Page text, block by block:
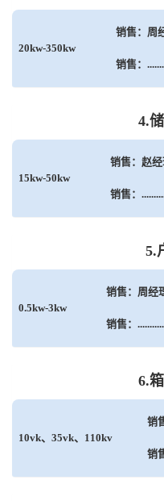
20kw-350kw
销售：周
销售：
4.
15kw-50kw
销售：赵
销售：
5.
0.5kw-3kw
销售：周经
销售：
6.
10vk、35vk、110kv
销
销